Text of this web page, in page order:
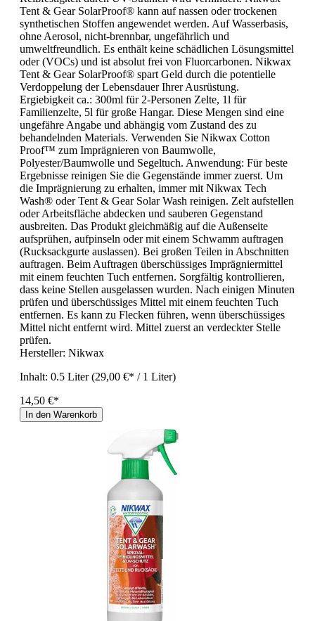
Tent & Gear SolarProof® kann auf nassen oder trockenen
synthetischen Stoffen angewendet werden. Auf Wasserbasis,
ohne Aerosol, nicht-brennbar, ungefährlich und
umweltfreundlich. Es enthält keine schädlichen Lösungsmittel
oder (VOCs) und ist absolut frei von Fluorcarbonen. Nikwax
Tent & Gear SolarProof® spart Geld durch die potentielle
Verdoppelung der Lebensdauer Ihrer Ausrüstung.
Ergiebigkeit ca.: 300ml für 2-Personen Zelte, 1l für
Familienzelte, 5l für große Hangar. Diese Mengen sind eine
ungefähre Angabe und abhängig vom Zustand des zu
behandelnden Materials. Verwenden Sie Nikwax Cotton
Proof™ zum Imprägnieren von Baumwolle,
Polyester/Baumwolle und Segeltuch. Anwendung: Für beste
Ergebnisse reinigen Sie die Gegenstände immer zuerst. Um
die Imprägnierung zu erhalten, immer mit Nikwax Tech
Wash® oder Tent & Gear Solar Wash reinigen. Zelt aufstellen
oder Arbeitsfläche abdecken und sauberen Gegenstand
ausbreiten. Das Produkt gleichmäßig auf die Außenseite
aufsprühen, aufpinseln oder mit einem Schwamm auftragen
(Rucksackgurte auslassen). Bei großen Teilen in Abschnitten
auftragen. Beim Auftragen überschüssiges Imprägniermittel
mit einem feuchten Tuch entfernen. Sorgfältig kontrollieren,
dass keine Stellen ausgelassen wurden. Nach einigen Minuten
prüfen und überschüssiges Mittel mit einem feuchten Tuch
entfernen. Es kann zu Flecken führen, wenn überschüssiges
Mittel nicht entfernt wird. Mittel zuerst an verdeckter Stelle
prüfen.
Hersteller: Nikwax
Inhalt: 0.5 Liter(29,00 €* / 1 Liter)
14,50 €*
In den Warenkorb